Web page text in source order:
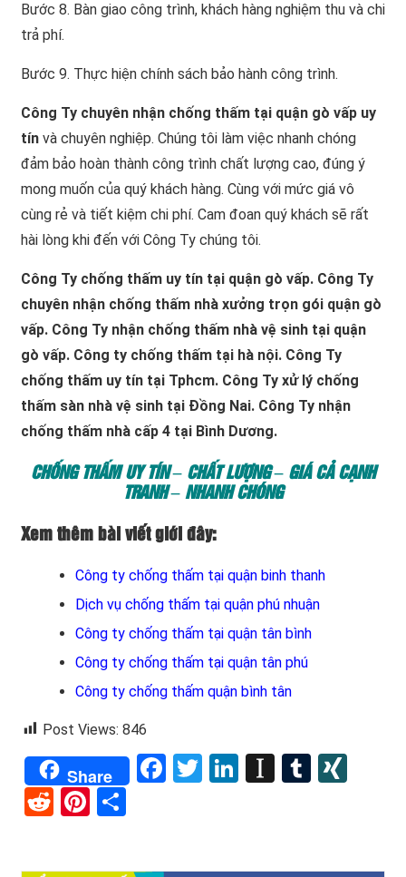
Bước 8. Bàn giao công trình, khách hàng nghiệm thu và chi
trả phí.
Bước 9. Thực hiện chính sách bảo hành công trình.
Công Ty chuyên nhận chống thấm tại quận gò vấp uy
tín và chuyên nghiệp. Chúng tôi làm việc nhanh chóng
đảm bảo hoàn thành công trình chất lượng cao, đúng ý
mong muốn của quý khách hàng. Cùng với mức giá vô
cùng rẻ và tiết kiệm chi phí. Cam đoan quý khách sẽ rất
hài lòng khi đến với Công Ty chúng tôi.
Công Ty chống thấm uy tín tại quận gò vấp. Công Ty
chuyên nhận chống thấm nhà xưởng trọn gói quận gò
vấp. Công Ty nhận chống thấm nhà vệ sinh tại quận
gò vấp. Công ty chống thấm tại hà nội. Công Ty
chống thấm uy tín tại Tphcm. Công Ty xử lý chống
thấm sàn nhà vệ sinh tại Đồng Nai. Công Ty nhận
chống thấm nhà cấp 4 tại Bình Dương.
CHỐNG THẤM UY TÍN – CHẤT LƯỢNG – GIÁ CẢ CẠNH
TRANH – NHANH CHÓNG
Xem thêm bài viết giới đây:
Công ty chống thấm tại quận binh thanh
Dịch vụ chống thấm tại quận phú nhuận
Công ty chống thấm tại quận tân bình
Công ty chống thấm tại quận tân phú
Công ty chống thấm quận bình tân
Post Views: 846
Share Facebook
TwitterLinkedInTumblr
RedditPinterest